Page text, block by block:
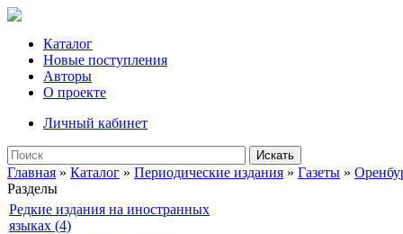
Каталог
Новые поступления
Авторы
О проекте
Личный кабинет
Искать
Главная » Каталог » Периодические издания » Газеты »
Разделы
Редкие издания на иностранных
языках (4)